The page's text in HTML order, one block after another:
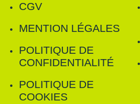
CGV
MENTION LÉGALES
POLITIQUE DE
CONFIDENTIALITÉ
POLITIQUE DE
COOKIES